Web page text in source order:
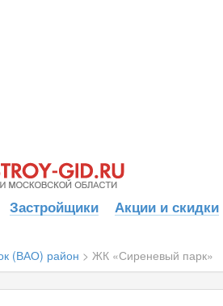
Застройщики Акции и скидки
(ВАО) район > ЖК «Сиреневый парк»